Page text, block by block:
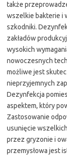
także
wszelkie bakterie i
szkodniki.
zakładów
wysokich
nowoczesnych
możliwe jest
nieprzyjemnych
Dezynfekcja
aspektem, który
Zastosowanie
usunięcie
przez gryzonie i
przemysłowa jest